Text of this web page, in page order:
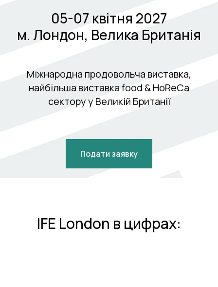
05-07 квітня 2027
м. Лондон, Велика Британія
Міжнародна продовольча виставка,
найбільша виставка food & HoReCa
сектору у Великій Британії
Подати заявку
IFE London в цифрах: